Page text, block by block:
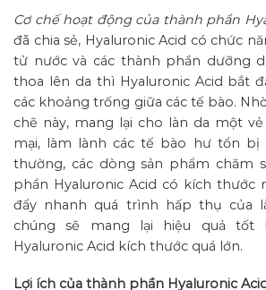
Cơ chế hoạt động của thành phần
đã chia sẻ, Hyaluronic Acid có chức
tử nước và các thành phần dưỡng
thoa lên da thì Hyaluronic Acid bắt
các khoảng trống giữa các tế bào.
chẽ này, mang lại cho làn da một
mại, làm lành các tế bào hư tổn bị
thường, các dòng sản phẩm chăm
phần Hyaluronic Acid có kích thước
đẩy nhanh quá trình hấp thụ của
chúng sẽ mang lại hiệu quả tốt
Hyaluronic Acid kích thước quá lớn.
Lợi ích của thành phần Hyaluronic